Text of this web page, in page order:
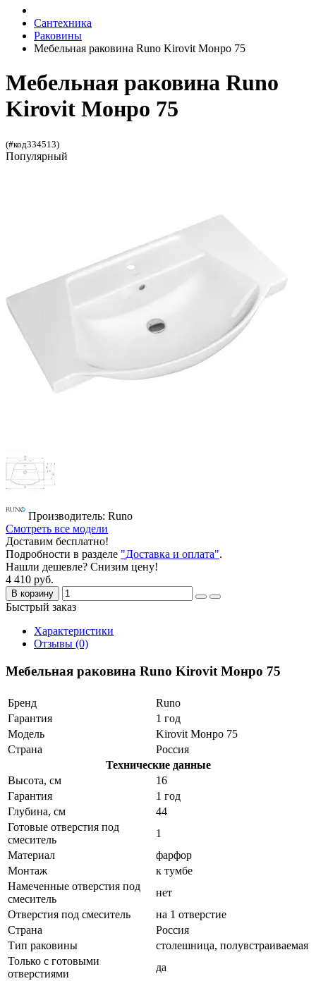
Сантехника
Раковины
Мебельная раковина Runo Kirovit Монро 75
Мебельная раковина Runo
Kirovit Монро 75
(#код334513)
Популярный
Производитель: Runo
Смотреть все модели
Доставим бесплатно!
Подробности в разделе "Доставка и оплата".
Нашли дешевле? Снизим цену!
4 410 руб.
В корзину
Быстрый заказ
Характеристики
Отзывы (0)
Мебельная раковина Runo Kirovit Монро 75
Бренд
Runo
Гарантия
1 год
Модель
Kirovit Монро 75
Страна
Россия
Технические данные
Высота, см
16
Гарантия
1 год
Глубина, см
44
Готовые отверстия под
смеситель
1
Материал
фарфор
Монтаж
к тумбе
Намеченные отверстия под
смеситель
нет
Отверстия под смеситель
на 1 отверстие
Страна
Россия
Тип раковины
столешница, полувстраиваемая
Только с готовыми
отверстиями
да